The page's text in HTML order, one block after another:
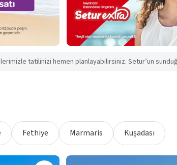
tatilinizi hemen planlayabilirsiniz. Setur’un
Fethiye Marmaris Kuşadası